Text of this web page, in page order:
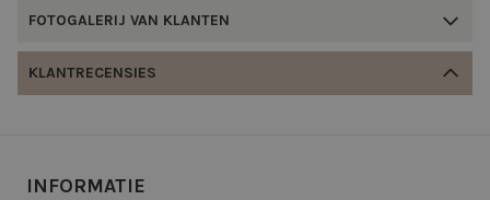
FOTOGALERIJ VAN KLANTEN
KLANTRECENSIES
INFORMATIE